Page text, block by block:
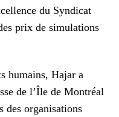
du Syndicat
prix de simulations
humains, Hajar a
de l’Île de Montréal
des organisations